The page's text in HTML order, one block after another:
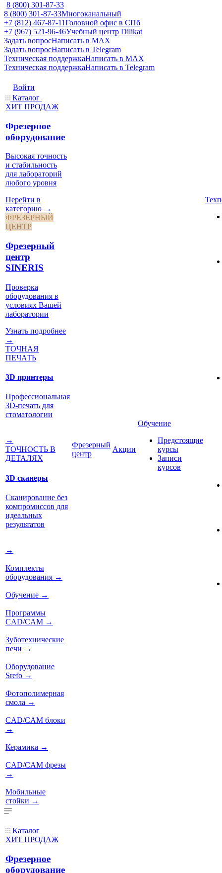
8 (800) 301-87-33
8 (800) 301-87-33Многоканальный
+7 (812) 467-87-11Головной офис в СПб
+7 (967) 521-96-46Учебный центр Dilikat
Задать вопросНаписать в MAX
Задать вопросНаписать в Telegram
Техническая поддержкаНаписать в MAX
Техническая поддержкаНаписать в Telegram
Войти
Каталог
ХИТ ПРОДАЖ
Фрезерное
оборудование
Высокая точность
и стабильность
для лабораторий
любого уровня
Перейти в
категорию →
ФРЕЗЕРНЫЙ
ЦЕНТР
Фрезерный
центр
SINERIS
Проверка
оборудования в
условиях Вашей
лаборатории
Узнать подробнее
→
ТОЧНАЯ
ПЕЧАТЬ
3D принтеры
Профессиональная
3D-печать для
стоматологии
→
ТОЧНОСТЬ В
ДЕТАЛЯХ
3D сканеры
Сканирование без
компромиссов для
идеальных
результатов
→
Комплекты
оборудования →
Обучение →
Программы
CAD/CAM →
Зуботехнические
печи →
Оборудование
Srefo →
Фотополимерная
смола →
CAD/CAM блоки
→
Керамика →
CAD/CAM фрезы
→
Мобильные
стойки →
Фрезерный
центр
Акции
Обучение
Предстоящие
курсы
Записи
курсов
Каталог
ХИТ ПРОДАЖ
Фрезерное
оборудование